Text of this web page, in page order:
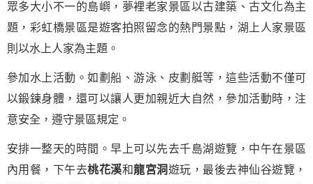
眾多大小不一的島嶼，夢裡老家景區以古建築、古文化為主
題，彩虹橋景區是遊客拍照留念的熱門景點，湖上人家景區
則以水上人家為主題。
參加水上活動。如劃船、游泳、皮劃艇等，這些活動不僅可
以鍛鍊身體，還可以讓人更加親近大自然，參加活動時，注
意安全，遵守景區規定。
安排一整天的時間。早上可以先去千島湖遊覽，中午在景區
內用餐，下午去桃花溪和龍宮洞遊玩，最後去神仙谷遊覽，